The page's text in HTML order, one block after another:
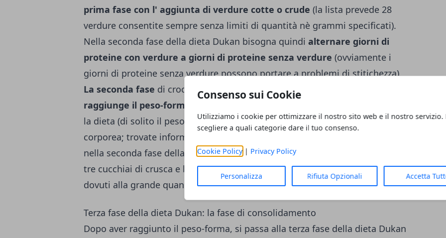
Consenso sui Cookie
Utilizziamo i cookie per ottimizzare il nostro sito web e il nostro servizio.
scegliere a quali categorie dare il tuo consenso.
Cookie Policy| Privacy Policy
Personalizza Rifiuta Opzionali Accetta
prima fase con l' aggiunta di verdure cotte o crude (la lista prevede 28
verdure consentite sempre senza limiti di quantità nè grammi specificati).
Nella seconda fase della dieta Dukan bisogna quindi alternare giorni di
proteine con verdure a giorni di proteine senza verdure (ovviamente i
giorni di proteine senza verdure possono portare a problemi di stitichezza).
La seconda fase di crociera della dieta Dukan
termina quando si
raggiunge il peso-forma
la dieta (di solito il peso-forma viene calcolato in base all' indice di massa
corporea; trovate informazioni in merito qui:
nella seconda fase della dieta Dukan è importante continuare a consumare i
tre cucchiai di crusca e bere molta acqua per evitare problemi di stitichezza
dovuti alla grande quantità di proteine.
Terza fase della dieta Dukan: la fase di consolidamento
Dopo aver raggiunto il peso-forma, si passa alla terza fase della dieta Dukan